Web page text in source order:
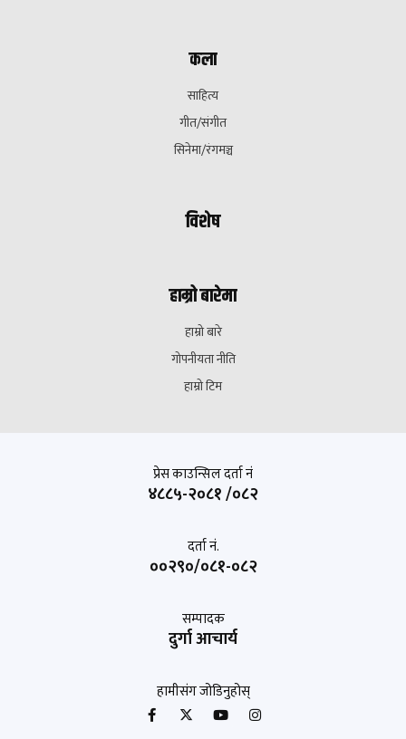
कला
साहित्य
गीत/संगीत
सिनेमा/रंगमञ्च
विशेष
हाम्रो बारेमा
हाम्रो बारे
गोपनीयता नीति
हाम्रो टिम
प्रेस काउन्सिल दर्ता नं
४८८५-२०८१ /०८२
दर्ता नं.
००२९०/०८१-०८२
सम्पादक
दुर्गा आचार्य
हामीसंग जोडिनुहोस्